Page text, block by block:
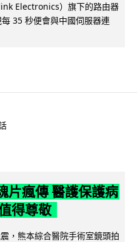
Electronics）旗下的路由器
35 秒便會與中國伺服器連
片瘋傳 醫護保護病
得尊敬
，熊本綜合醫院手術室鏡頭拍